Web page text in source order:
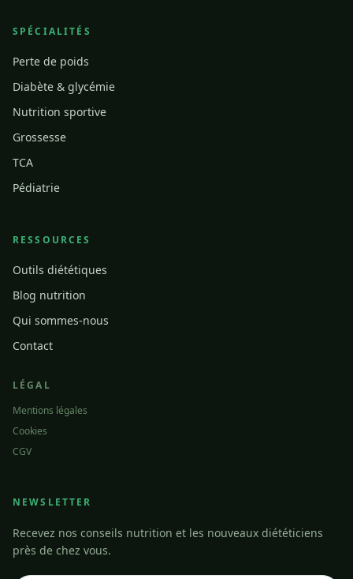
SPÉCIALITÉS
Perte de poids
Diabète & glycémie
Nutrition sportive
Grossesse
TCA
Pédiatrie
RESSOURCES
Outils diététiques
Blog nutrition
Qui sommes-nous
Contact
LÉGAL
Mentions légales
Cookies
CGV
NEWSLETTER
Recevez nos conseils nutrition et les nouveaux diététiciens
près de chez vous.